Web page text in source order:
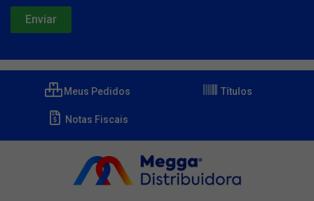
Meus Pedidos Títulos
Notas Fiscais